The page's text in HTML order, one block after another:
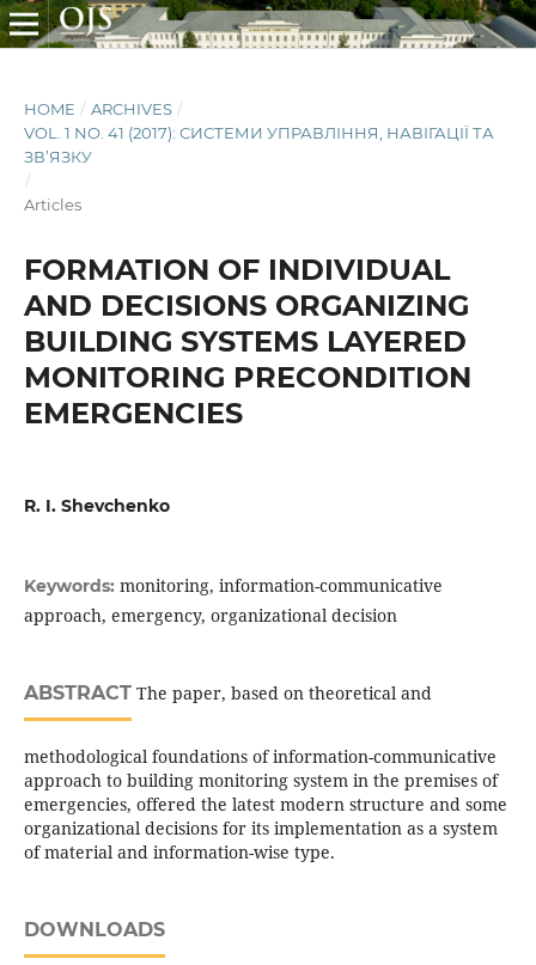
HOME / ARCHIVES /
VOL. 1 NO. 41 (2017): СИСТЕМИ УПРАВЛІННЯ, НАВІГАЦІЇ ТА
ЗВ’ЯЗКУ
/
Articles
FORMATION OF INDIVIDUAL
AND DECISIONS ORGANIZING
BUILDING SYSTEMS LAYERED
MONITORING PRECONDITION
EMERGENCIES
R. I. Shevchenko
Keywords: monitoring, information-communicative
approach, emergency, organizational decision
ABSTRACTThe paper, based on theoretical and
methodological foundations of information-communicative
approach to building monitoring system in the premises of
emergencies, offered the latest modern structure and some
organizational decisions for its implementation as a system
of material and information-wise type.
DOWNLOADS